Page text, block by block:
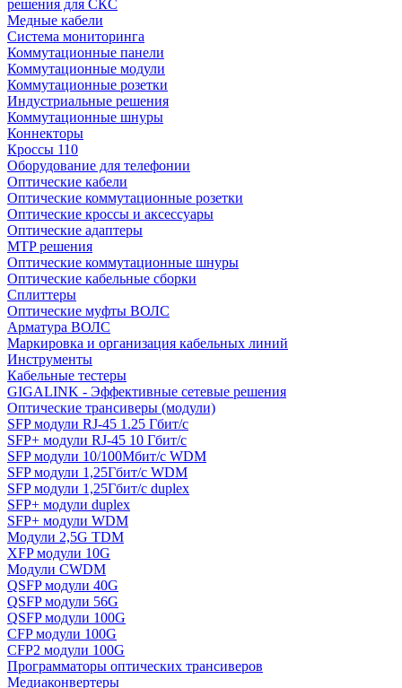
решения для СКС
Медные кабели
Система мониторинга
Коммутационные панели
Коммутационные модули
Коммутационные розетки
Индустриальные решения
Коммутационные шнуры
Коннекторы
Кроссы 110
Оборудование для телефонии
Оптические кабели
Оптические коммутационные розетки
Оптические кроссы и аксессуары
Оптические адаптеры
MTP решения
Оптические коммутационные шнуры
Оптические кабельные сборки
Сплиттеры
Оптические муфты ВОЛС
Арматура ВОЛС
Маркировка и организация кабельных линий
Инструменты
Кабельные тестеры
GIGALINK - Эффективные сетевые решения
Оптические трансиверы (модули)
SFP модули RJ-45 1.25 Гбит/c
SFP+ модули RJ-45 10 Гбит/c
SFP модули 10/100Мбит/с WDM
SFP модули 1,25Гбит/с WDM
SFP модули 1,25Гбит/с duplex
SFP+ модули duplex
SFP+ модули WDM
Модули 2,5G TDM
XFP модули 10G
Модули CWDM
QSFP модули 40G
QSFP модули 56G
QSFP модули 100G
CFP модули 100G
CFP2 модули 100G
Программаторы оптических трансиверов
Медиаконвертеры